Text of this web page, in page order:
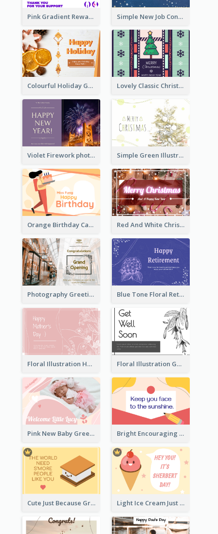
Pink Gradient Reward For Donation Card Design Simple New Job Congratulations Card In Yellow And Blue
Colourful Holiday Greeting Card In Orange Theme Lovely Classic Christmas Greeting Card Design
Violet Firework photo 2021 New Year Greeting Card Simple Green Illustration Christmas Card
Orange Birthday Card For Teacher Red And White Christmas Card With Decorations
Photography Greeting Card For Grand Opening Blue Tone Floral Retirement Greeting Card
Floral Illustration Happy Mother's Day Celebration Card Floral Illustration Get Well Soon Greeting Card
Pink New Baby Greeting Card With Photo Bright Encouraging Greeting Card
Cute Just Because Greeting Card Light Ice Cream Just Because Greeting Card